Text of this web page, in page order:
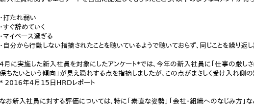
・打たれ弱い
・すぐ辞めていく
・マイペース過ぎる
・自分から行動しない指摘されたことを聴いているようで聴いておらず、同じことを繰
4月に実施した新入社員を対象にしたアンケート*では、今年の新入社員に「仕事の厳し
保ちたいという傾向」が見え隠れする点を指摘しましたが、この点がまさしく受け入れ側
* 2016年4月15日HRDレポート
なお新入社員に対する評価については、特に「素直な姿勢」「会社・組織へのなじみ方」